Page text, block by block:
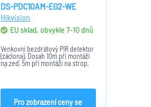
DS-PDC10AM-EG2-WE
Hikvision
EU sklad, obvykle 7-10 dnů
Venkovní bezdrátový PIR detektor
(záclona). Dosah 10m při montáži
na zeď, 5m při montáži na strop.
5° úhel detekce, 32 detekčních
Pro zobrazení ceny se